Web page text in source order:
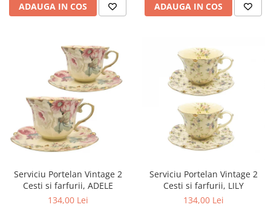
ADAUGA IN COS ADAUGA IN COS
Serviciu Portelan Vintage 2
Cesti si farfurii, ADELE
134,00 Lei
Serviciu Portelan Vintage 2
Cesti si farfurii, LILY
134,00 Lei